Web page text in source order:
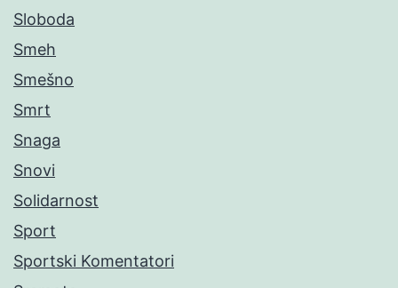
Sloboda
Smeh
Smešno
Smrt
Snaga
Snovi
Solidarnost
Sport
Sportski Komentatori